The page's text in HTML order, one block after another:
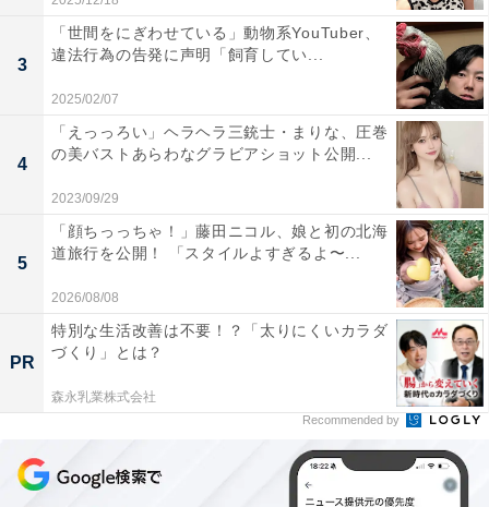
3
「世間をにぎわせている」動物系YouTuber、
違法行為の告発に声明「飼育してい...
2025/02/07
4
「えっっろい」ヘラヘラ三銃士・まりな、圧巻
の美バストあらわなグラビアショット公開...
2023/09/29
5
「顔ちっっちゃ！」藤田ニコル、娘と初の北海
道旅行を公開！ 「スタイルよすぎるよ〜...
2026/08/08
PR
特別な生活改善は不要！？「太りにくいカラダ
づくり」とは？
森永乳業株式会社
Recommended by